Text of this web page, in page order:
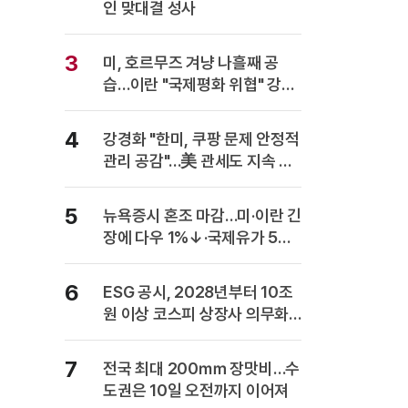
인 맞대결 성사
3
미, 호르무즈 겨냥 나흘째 공
습…이란 "국제평화 위협" 강력
반발
4
강경화 "한미, 쿠팡 문제 안정적
관리 공감"…美 관세도 지속 협
의
5
뉴욕증시 혼조 마감…미·이란 긴
장에 다우 1%↓·국제유가 5%
급등
6
ESG 공시, 2028년부터 10조
원 이상 코스피 상장사 의무화…
사업보고서에 담는다
7
전국 최대 200㎜ 장맛비…수
도권은 10일 오전까지 이어져